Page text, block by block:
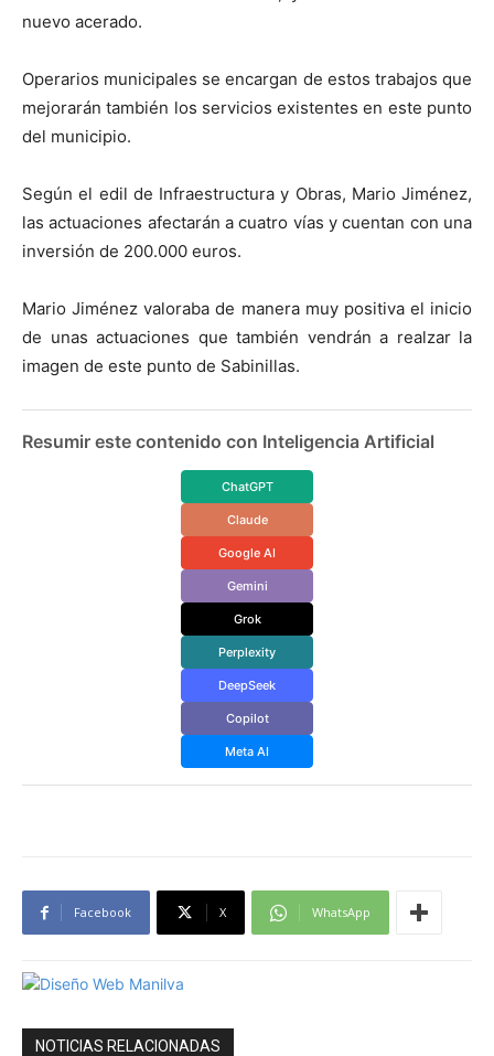
nuevo acerado.
Operarios municipales se encargan de estos trabajos que
mejorarán también los servicios existentes en este punto
del municipio.
Según el edil de Infraestructura y Obras, Mario Jiménez,
las actuaciones afectarán a cuatro vías y cuentan con una
inversión de 200.000 euros.
Mario Jiménez valoraba de manera muy positiva el inicio
de unas actuaciones que también vendrán a realzar la
imagen de este punto de Sabinillas.
Resumir este contenido con Inteligencia Artificial
ChatGPT
Claude
Google AI
Gemini
Grok
Perplexity
DeepSeek
Copilot
Meta AI
Facebook X WhatsApp
NOTICIAS RELACIONADAS